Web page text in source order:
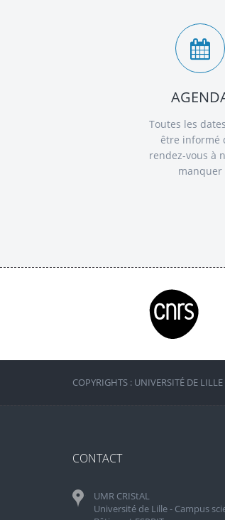
Toutes les
être informé
rendez-vous à
manquer
COPYRIGHTS : UNIVERSITÉ DE
CONTACT
UMR CRIStAL
Université de Lille - Campus